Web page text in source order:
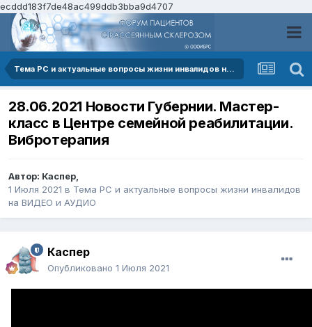
ecddd183f7de48ac499ddb3bba9d4707
Тема РС и актуальные вопросы жизни инвалидов на ВИДЕО и АУДИО
28.06.2021 Новости Губернии. Мастер-
класс в Центре семейной реабилитации.
Вибротерапия
Автор: Каспер,
1 Июля 2021 в Тема РС и актуальные вопросы жизни инвалидов
на ВИДЕО и АУДИО
Каспер
Опубликовано 1 Июля 2021